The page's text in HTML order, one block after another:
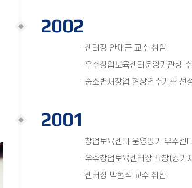
2002
· 센터장 안재근 교수 취임
· 우수창업보육센터운영기관상
· 중소변처창업 현장연수기관 선
2001
· 창업보육센터 운영평가 우수센
· 우수창업보육센터장 표창(경기
· 센터장 박현식 교수 취임